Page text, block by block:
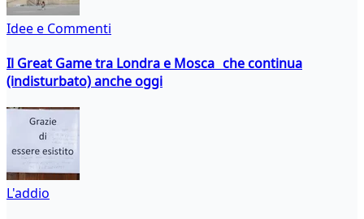
Idee e Commenti
Il Great Game tra Londra e Mosca che continua
(indisturbato) anche oggi
L'addio